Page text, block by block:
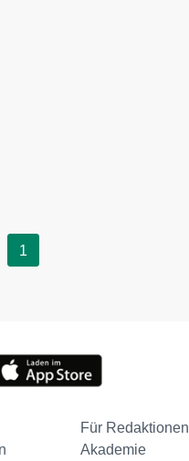
1
Für Redaktionen
Akademie